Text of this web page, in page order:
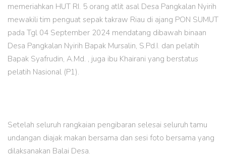
memeriahkan HUT RI. 5 orang atlit asal Desa Pangkalan Nyirih
mewakili tim penguat sepak takraw Riau di ajang PON SUMUT
pada Tgl 04 September 2024 mendatang dibawah binaan
Desa Pangkalan Nyirih Bapak Mursalin, S.Pd.I. dan pelatih
Bapak Syafrudin, A.Md. , juga ibu Khairani yang berstatus
pelatih Nasional (P1).
Setelah seluruh rangkaian pengibaran selesai seluruh tamu
undangan diajak makan bersama dan sesi foto bersama yang
dilaksanakan Balai Desa.